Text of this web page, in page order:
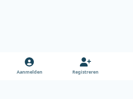
Aanmelden Registreren